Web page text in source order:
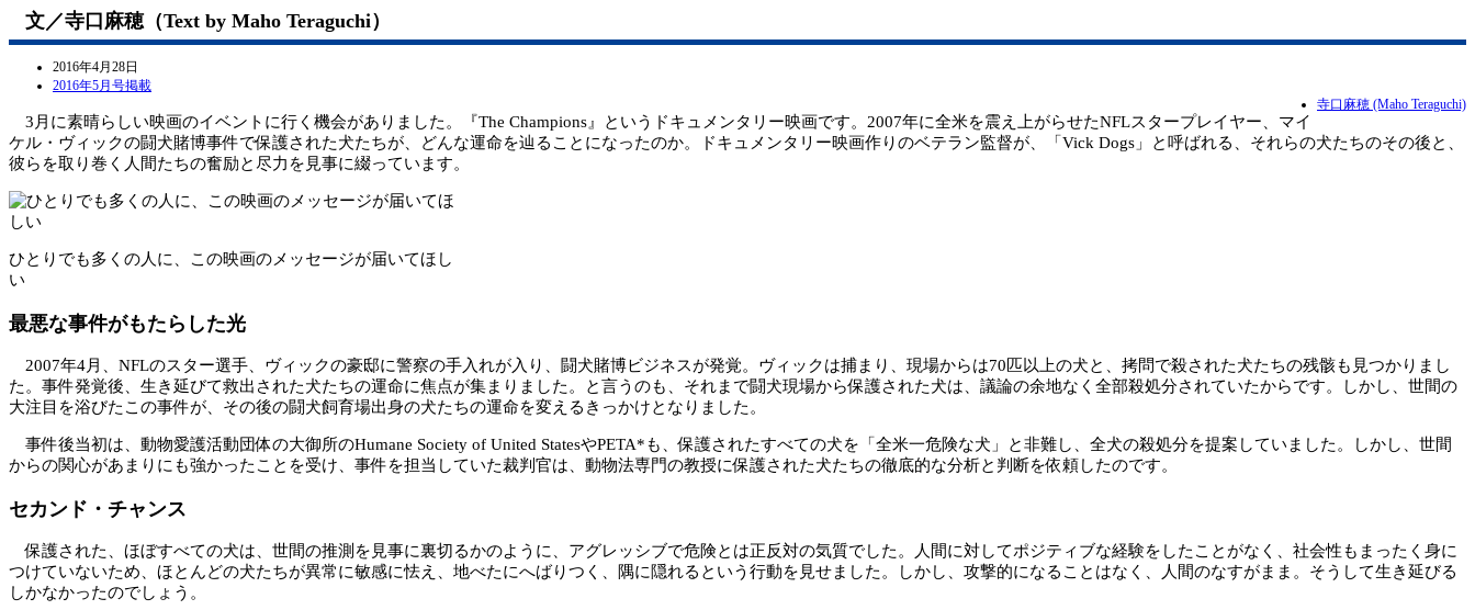
文／寺口麻穂（Text by Maho Teraguchi）
2016年4月28日
2016年5月号掲載
寺口麻穂 (Maho Teraguchi)
3月に素晴らしい映画のイベントに行く機会がありました。『The Champions』というドキュメンタリー映画です。2007年に全米を震え上がらせたNFLスタープレイヤー、マイ
ケル・ヴィックの闘犬賭博事件で保護された犬たちが、どんな運命を辿ることになったのか。ドキュメンタリー映画作りのベテラン監督が、「Vick Dogs」と呼ばれる、それらの犬たちのその後と、
彼らを取り巻く人間たちの奮励と尽力を見事に綴っています。
ひとりでも多くの人に、この映画のメッセージが届いてほし
い
最悪な事件がもたらした光
2007年4月、NFLのスター選手、ヴィックの豪邸に警察の手入れが入り、闘犬賭博ビジネスが発覚。ヴィックは捕まり、現場からは70匹以上の犬と、拷問で殺された犬たちの残骸も見つかりまし
た。事件発覚後、生き延びて救出された犬たちの運命に焦点が集まりました。と言うのも、それまで闘犬現場から保護された犬は、議論の余地なく全部殺処分されていたからです。しかし、世間の
大注目を浴びたこの事件が、その後の闘犬飼育場出身の犬たちの運命を変えるきっかけとなりました。
事件後当初は、動物愛護活動団体の大御所のHumane Society of United StatesやPETA*も、保護されたすべての犬を「全米一危険な犬」と非難し、全犬の殺処分を提案していました。しかし、世間
からの関心があまりにも強かったことを受け、事件を担当していた裁判官は、動物法専門の教授に保護された犬たちの徹底的な分析と判断を依頼したのです。
セカンド・チャンス
保護された、ほぼすべての犬は、世間の推測を見事に裏切るかのように、アグレッシブで危険とは正反対の気質でした。人間に対してポジティブな経験をしたことがなく、社会性もまったく身に
つけていないため、ほとんどの犬たちが異常に敏感に怯え、地べたにへばりつく、隅に隠れるという行動を見せました。しかし、攻撃的になることはなく、人間のなすがまま。そうして生き延びる
しかなかったのでしょう。